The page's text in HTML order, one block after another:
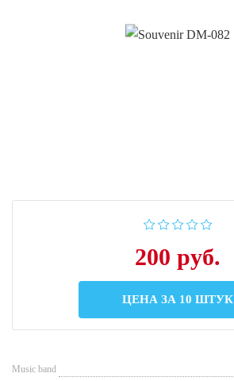
200 руб.
ЦЕНА ЗА 10 ШТУК
Music band